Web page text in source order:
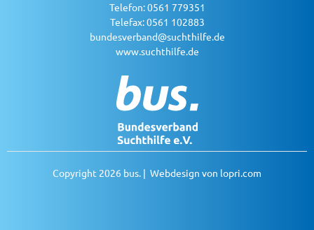
Telefon: 0561 779351
Telefax: 0561 102883
bundesverband@suchthilfe.de
www.suchthilfe.de
Copyright 2026 bus. | Webdesign von lopri.com